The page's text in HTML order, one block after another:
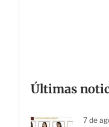
Últimas
7 de